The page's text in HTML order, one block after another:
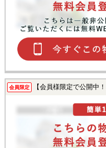
会員限定 【会員様限定で公開中！